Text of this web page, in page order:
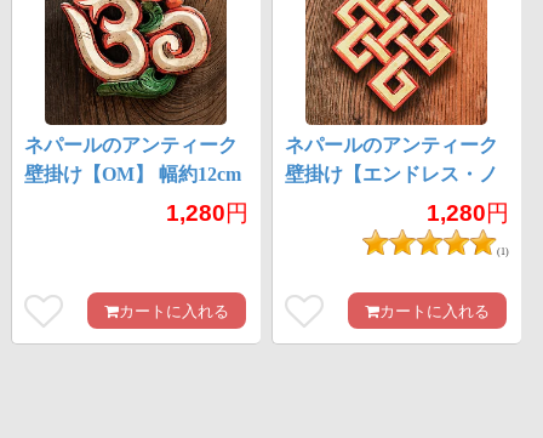
ネパールのアンティーク
壁掛け【OM】 幅約12cm
1,280円
カートに入れる
ネパールのアンティーク
壁掛け【エンドレス・ノ
1,280円
(1)
カートに入れる